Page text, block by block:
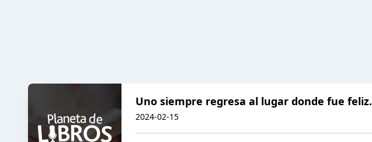
Uno siempre regresa al lugar donde fue feliz.
2024-02-15